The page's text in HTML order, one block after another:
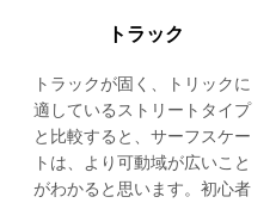
トラック
トラックが固く、トリックに
適しているストリートタイプ
と比較すると、サーフスケー
トは、より可動域が広いこと
がわかると思います。初心者